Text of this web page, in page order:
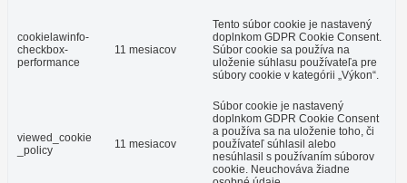
cookielawinfo-
checkbox-
performance
11 mesiacov
Tento súbor cookie je nastavený
doplnkom GDPR Cookie Consent.
Súbor cookie sa používa na
uloženie súhlasu používateľa pre
súbory cookie v kategórii „Výkon“.
viewed_cookie
_policy
11 mesiacov
Súbor cookie je nastavený
doplnkom GDPR Cookie Consent
a používa sa na uloženie toho, či
používateľ súhlasil alebo
nesúhlasil s používaním súborov
cookie. Neuchováva žiadne